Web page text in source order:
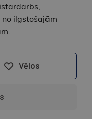
ilgstošajām
Vēlos